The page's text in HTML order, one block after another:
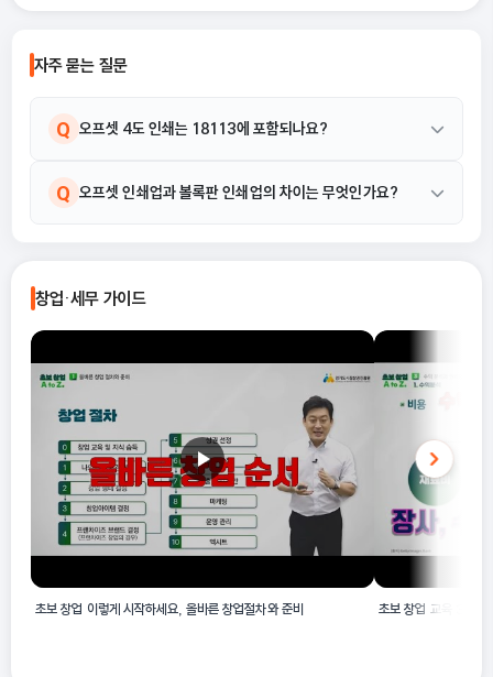
자주 묻는 질문
Q 오프셋 4도 인쇄는 18113에 포함되나요?
A 네, 18113 오프셋 인쇄업에는 단식 오프셋 인쇄, 오프셋 4도 인쇄,
Q 오프셋 인쇄업과 볼록판 인쇄업의 차이는 무엇인가요?
나 볼록판 및 오목판 인쇄방식도 가능합니다. 반면, 볼록판 인쇄업은
별도의 분류이며 인쇄 방법과 제판술에서 차이가 있습니다.
창업·세무 가이드
초보 창업 이렇게 시작하세요, 올바른 창업절차와 준비 초보 창업 교육 3-1